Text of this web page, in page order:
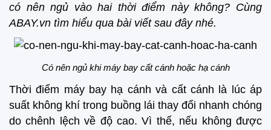
có nên ngủ vào hai thời điểm này không? Cùng
ABAY.vn tìm hiểu qua bài viết sau đây nhé.
Có nên ngủ khi máy bay cất cánh hoặc hạ cánh
Thời điểm máy bay hạ cánh và cất cánh là lúc áp
suất không khí trong buồng lái thay đổi nhanh chóng
do chênh lệch về độ cao. Vì thế, nếu không được